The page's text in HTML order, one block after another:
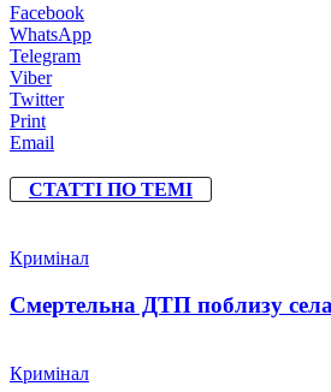
Facebook
WhatsApp
Telegram
Viber
Twitter
Print
Email
СТАТТІ ПО ТЕМІ
Кримінал
Смертельна ДТП поблизу
Кримінал